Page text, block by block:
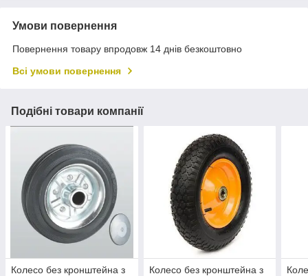
Умови повернення
Повернення товару впродовж 14 днів безкоштовно
Всі умови повернення
Подібні товари компанії
Колесо без кронштейна з
Колесо без кронштейна з